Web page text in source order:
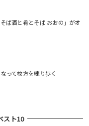
ば酒と肴とそば おおの」がオ
って枚方を練り歩く
スト10